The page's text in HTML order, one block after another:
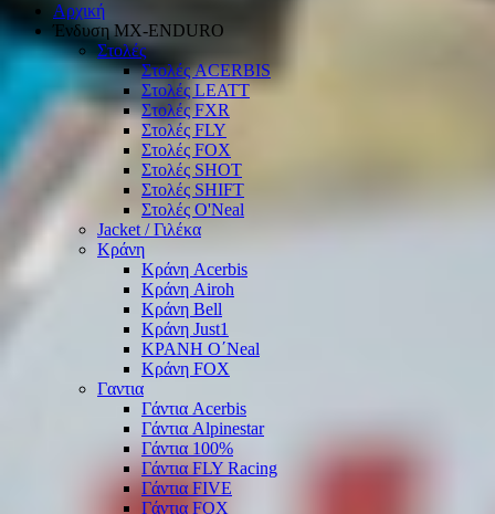
Αρχική
Ένδυση ΜΧ-ΕΝDURO
Στολές
Στολές ACERBIS
Στολές LEATT
Στολές FXR
Στολές FLY
Στολές FOX
Στολές SHOT
Στολές SHIFT
Στολές O'Neal
Jacket / Γιλέκα
Κράνη
Κράνη Acerbis
Κράνη Airoh
Κράνη Bell
Κράνη Just1
ΚΡΑΝΗ O΄Νeal
Κράνη FOX
Γαντια
Γάντια Acerbis
Γάντια Alpinestar
Γάντια 100%
Γάντια FLY Racing
Γάντια FIVE
Γάντια FOX